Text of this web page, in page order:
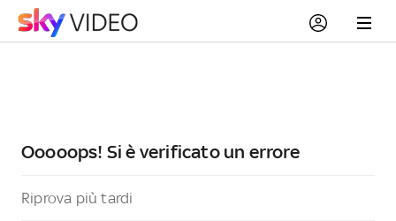
Ooooops! Si è verificato un errore
Riprova più tardi